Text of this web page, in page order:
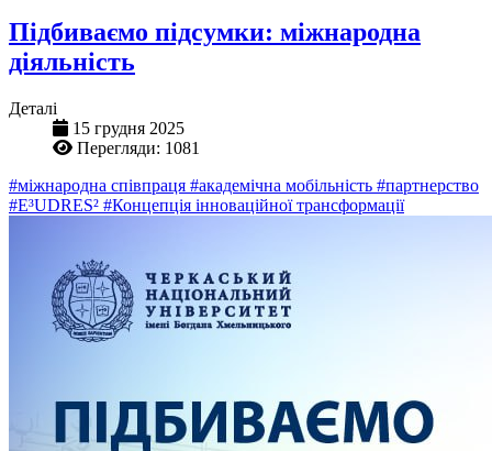
Підбиваємо підсумки: міжнародна
діяльність
Деталі
15 грудня 2025
Перегляди: 1081
#міжнародна співпраця #академічна мобільність #партнерство
#E³UDRES² #Концепція інноваційної трансформації